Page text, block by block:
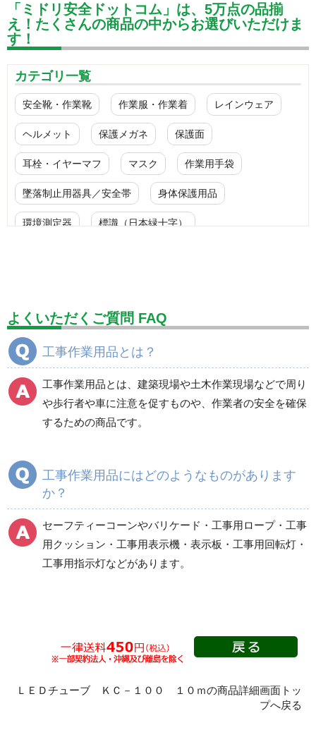
「ミドリ安全ドットコム」は、5万点の品揃
え！たくさんの商品の中からお選びいただけま
す！
カテゴリ一覧
安全靴・作業靴 作業服・作業着 レインウェア
ヘルメット 保護メガネ 保護面
耳栓・イヤーマフ マスク 作業用手袋
墜落制止用器具／安全帯 身体保護用品
環境測定器 標識（日本緑十字）
設備用品・作業補助用品 工事作業用品
分煙対策機器
電気保守用品 ワイパー クリーンルーム対策用品
防災グッズ（防災セット） 救急医療品
健康管理器具 季節商品
商品カテゴリ一覧
セーフティーコーン類
工事用ロープ・テープ
工事用クッション類
よくいただくご質問 FAQ
工事作業用品とは？
工事作業用品とは、建築現場や土木作業現場などで周り
や歩行者や車に注意を促すものや、作業者の安全を確保
するための商品です。
工事作業用品にはどのようなものがあります
か？
セーフティーコーンやバリケード・工事用ロープ・工事
用クッション・工事用表示機・表示板・工事用回転灯・
工事用指示灯などがあります。
ＬＥＤチューブ ＫＣ－１００ １０ｍの商品詳細画面トッ
プへ戻る